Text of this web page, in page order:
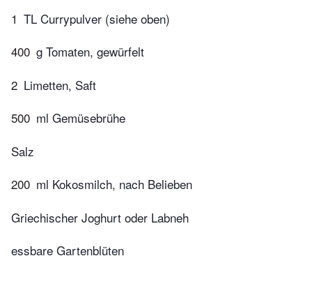
1 TL Currypulver (siehe oben)
400 g Tomaten, gewürfelt
2 Limetten, Saft
500 ml Gemüsebrühe
Salz
200 ml Kokosmilch, nach Belieben
Griechischer Joghurt oder Labneh
essbare Gartenblüten